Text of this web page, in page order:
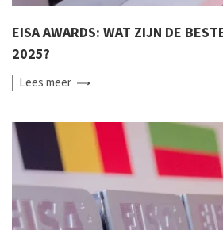
EISA AWARDS: WAT ZIJN DE
2025?
Leesmeer